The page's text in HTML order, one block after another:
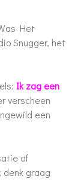
Het
Snugger, het
Ik zag een
verscheen
een
of
graag